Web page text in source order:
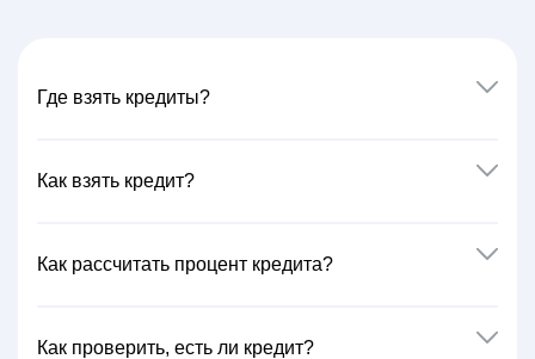
Где взять кредиты?
Как взять кредит?
Как рассчитать процент кредита?
Как проверить, есть ли кредит?